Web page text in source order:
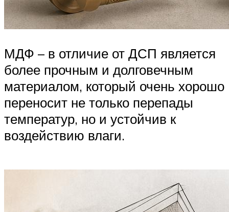
МДФ – в отличие от ДСП является
более прочным и долговечным
материалом, который очень хорошо
переносит не только перепады
температур, но и устойчив к
воздействию влаги.